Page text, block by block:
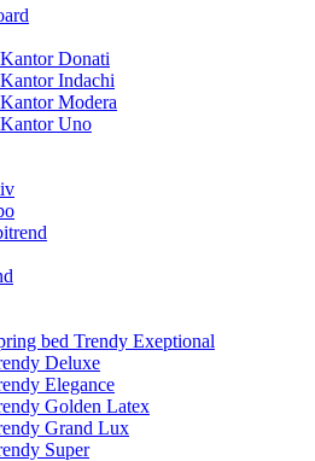
Donati
Indachi
Modera
Uno
bed Trendy Exeptional
Deluxe
Elegance
Golden Latex
Grand Lux
Super